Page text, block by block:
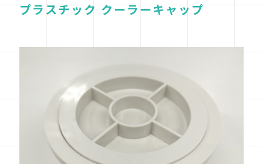
プラスチック クーラーキャップ